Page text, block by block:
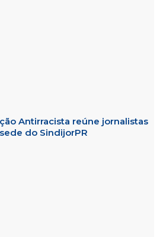
Antirracista reúne jornalistas
do SindijorPR